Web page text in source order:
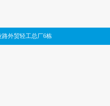
外贸轻工总厂6栋